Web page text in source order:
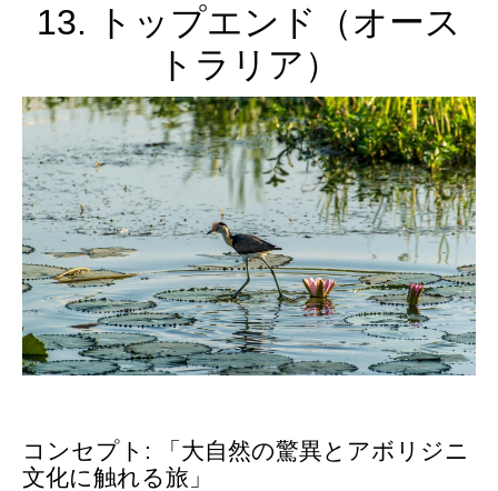
13. トップエンド（オース
トラリア）
コンセプト: 「大自然の驚異とアボリジニ
文化に触れる旅」